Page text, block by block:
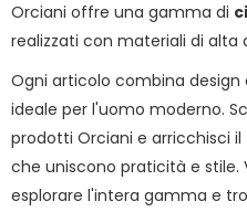
Orciani offre una gamma di
realizzati con materiali di
Ogni articolo combina
ideale per l'uomo moderno.
prodotti Orciani e arricchisci
che uniscono praticità e stile.
esplorare l'intera gamma e